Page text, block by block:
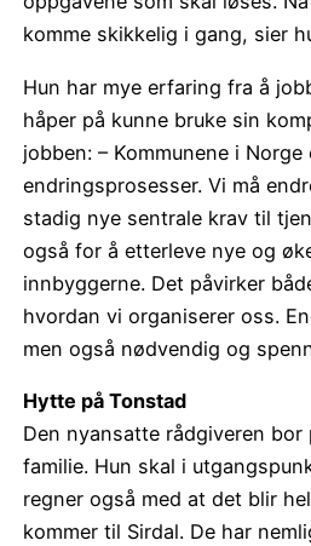
komme skikkelig i gang, sier
Hun har mye erfaring fra å
håper på kunne bruke sin
jobben: – Kommunene i
endringsprosesser. Vi må
stadig nye sentrale krav til
også for å etterleve nye og
innbyggerne. Det påvirker
hvordan vi organiserer oss.
men også nødvendig og
Hytte på Tonstad
Den nyansatte rådgiveren bor
familie. Hun skal i
regner også med at det blir
kommer til Sirdal. De har